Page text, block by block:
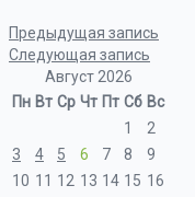
Предыдущая запись
Следующая запись
Август 2026
Пн Вт Ср Чт Пт Сб Вс
1
2
3
4 5 6 7 8
9
10 11 12 13 14 15 16